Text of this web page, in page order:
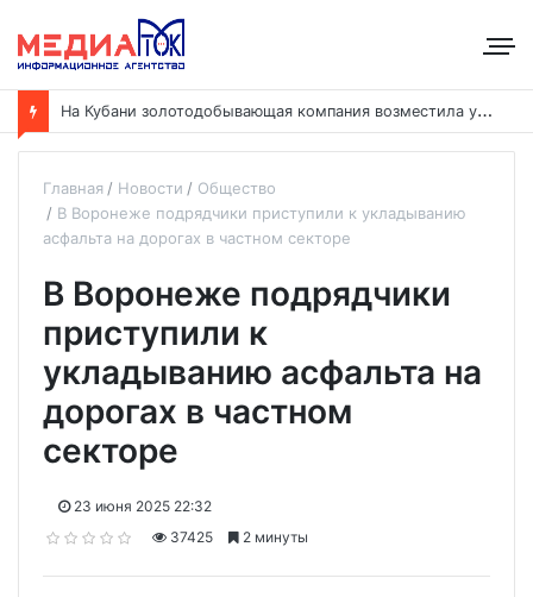
Н
а Кубани золотодобывающая компания возместила ущерб рекам на сумму почти 28 млн рублей
Главная Новости
Общество
В Воронеже подрядчики приступили к укладыванию
асфальта на дорогах в частном секторе
В Воронеже подрядчики
приступили к
укладыванию асфальта на
дорогах в частном
секторе
23 июня 2025 22:32
37425
2 минуты